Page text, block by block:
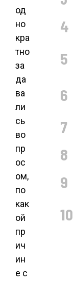
од
но
кра
тно
за
да
ва
ли
сь
во
пр
ос
ом,
по
как
ой
пр
ич
ин
е с